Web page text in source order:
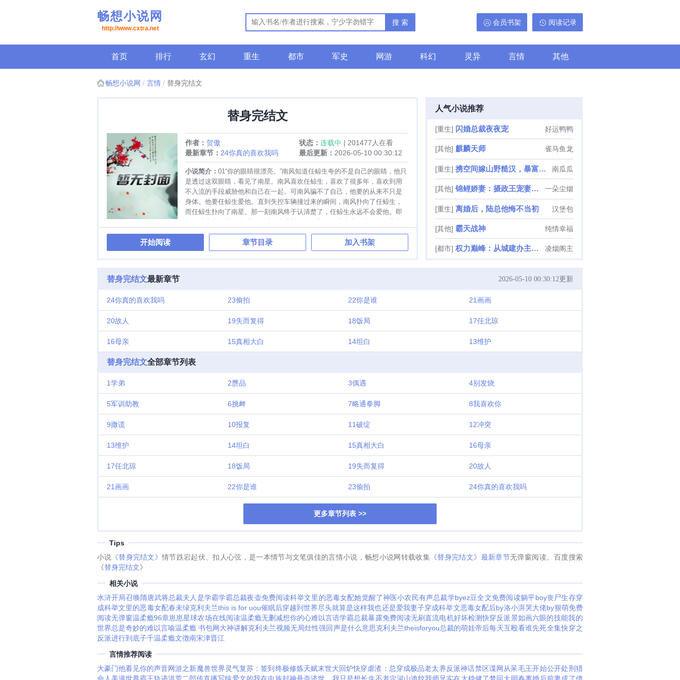
畅想小说网
http://www.cxtra.net
阅读记录
会员书架
搜 索
首页 排行 玄幻 重生 都市 军史 网游 科幻 灵异 言情 其他
畅想小说网 言情 替身完结文
替身完结文
作者： 贺傲 状态：连载中 | 201477人在看
最新章节： 24你真的喜欢我吗 最后更新： 2026-05-10 00:30:12
小说简介： 01“你的眼睛很漂亮。”南风知道任鲸生夸的不是自己的眼睛，他只
是透过这双眼睛，看见了南星。南风喜欢任鲸生，喜欢了很多年，喜欢到用
不入流的手段威胁他和自己在一起。可南风骗不了自己，他要的从来不只是
身体。他要任鲸生爱他。直到失控车辆撞过来的瞬间，南风扑向了任鲸生，
而任鲸生扑向了南星。那一刻南风终于认清楚了，任鲸生永远不会爱他。即
联姻，说我们试试，即便他们已经完全标记。车祸后，南风保留了眼角那道
疤，他的眼睛终于不再像南星了。“任鲸生，我放你自由。”02任鲸生花了太久
才明白那天找不到南风时的心慌意味着什么。他早就爱上了南风。可南风已
你爱我。”伪装彻底暴露的那个雨夜，素来高傲的alpha跪在南风面前，信息素
失控地翻涌，嗓音沙哑如困兽。南风垂眼看着他，语气平静又残忍，“任鲸
生，你是想做小|三吗？”预警：狗血替身文！超级狗血超级土味！前面狠虐受
后面狠虐攻，结局he！弃文不必告知~日更，每晚21:03更新同系列有完结文
《带球跑的beta辅助回来了》，欢迎观看【预收文《穿越当天和死对头结婚
了》，《金丝雀跟发小跑了》，欢迎大家收藏】预收1《穿越当天和死对头结
婚了》暗恋成疾死鸭子嘴硬攻x伶牙俐齿但感情迟钝受01坏消息：陆舟飏穿越
经开始，司仪正在问他们愿不愿意。萧平海，豪门继承人，陆舟飏大学时期
的死对头，睚眦必报，人生唯一的爱好就是给自己添堵。陆舟飏盯着那张英
俊得令人火大的脸，在万众瞩目之下给了新郎一拳。【林佑安婚礼现场暴揍
萧平海！（爆）】02更离谱的是，除了萧平海，陆舟飏无法向任何人说出真
相。为了让灵魂归位，两人被迫达成合作，查清原主身上发生过什么，完成
他的心愿。婚后没多久，陆舟飏发现死对头一定是也被魂穿了。死对头居然
会给他做饭？死对头居然会给自己撑腰？死对头居然会当着所有人的面说，
“他是我唯一的爱人？”吃瓜群众发现婚礼当天还差点打起来的两个人，婚后忽
然形影不离。陆舟飏顶着林佑安的身份，仗着萧平海的势，手撕极品养父
母，揭开豪门收养秘辛，把一桩被掩盖多年的恶事闹成了全网关注的社会事
件。03后来灵魂归位，陆舟飏回到了自己的身体，萧平海也终于失去了他短
暂拥有过的“老婆”。陆舟飏：这下他和林佑安也算有情人终成眷属，我这种心
胸宽广的人当然是尊重祝福……个屁！萧平海：没了老婆的人生毫无意趣，
想发疯。林佑安：呃，两位，有没有一种可能，我的心愿不是复仇，而是希
望萧总能和他一直爱而不得的人心意相通？陆舟飏一直以为自己穿成了别人
月昭是君达律所最年轻的合伙人，他的胜诉率漂亮，人更漂亮。外界都当他
自己一点点递到那个男人面前，看着岑云峥从最初的冷淡疏离，到后来握住
他的手说，“跟我走，我娶你。”可那天深夜，柏嵘把力竭的他从床上抱起来，
笑着看向门外的岑云峥。“月月还是那么天真。”“我没有告诉过你吗？我之所以
能和云峥做这么多年朋友，是因为我们有一点最像。”“我们都最讨厌用别人用
过的东西。”柏嵘在等，等许月昭失魂落魄，等他崩溃，等他露出自己最爱看
都说岑云峥干净，像生来就活在阳光里，许月昭只看了他一眼就知道不是。
他和柏嵘根本就是一类人，连看猎物时的眼神都没有区别。“昭昭，为什么要
开始阅读 章节目录 加入书架
人气小说推荐
[重生] 闪婚总裁夜夜宠 好运鸭鸭
[其他] 麒麟天师 雀马鱼龙
[重生] 携空间嫁山野糙汉，暴富荒年 南瓜瓜
[其他] 锦鲤娇妻：摄政王宠妻手册 一朵尘烟
[重生] 离婚后，陆总他悔不当初 汉堡包
[其他] 霸天战神 纯情幸福
[都市] 权力巅峰：从城建办主任开始 凌烟阁主
替身完结文最新章节 2026-05-10 00:30:12更新
24你真的喜欢我吗 23偷拍 22你是谁 21画画
20故人 19失而复得 18饭局 17任北琼
16母亲 15真相大白 14坦白 13维护
替身完结文全部章节列表
1学弟 2赝品 3偶遇 4别发烧
5军训助教 6挑衅 7略通拳脚 8我喜欢你
9撒谎 10报复 11破绽 12冲突
13维护 14坦白 15真相大白 16母亲
17任北琼 18饭局 19失而复得 20故人
21画画 22你是谁 23偷拍 24你真的喜欢我吗
更多章节列表 >>
Tips
小说 《替身完结文》情节跌宕起伏、扣人心弦，是一本情节与文笔俱佳的言情小说，畅想小说网转载收集 《替身完结文》最新章节无弹窗阅读。百度搜索
《替身完结文》
相关小说
水浒开局召唤隋唐武将总裁夫人是学霸学霸总裁夜壶免费阅读科举文里的恶毒女配她觉醒了神医小农民有声总裁学byez豆全文免费阅读躺平boy丧尸生存穿
成科举文里的恶毒女配春未绿克利夫兰this is for uou催眠后穿越到世界尽头就算是这样我也还是爱我妻子穿成科举文恶毒女配后by洛小湃哭大佬by狠萌免费
阅读无弹窗温柔瘾96章崽崽星球农场在线阅读温柔瘾无删减想你的心难以言语学霸总裁暴露免费阅读无刷直流电机好坏检测快穿反派景如画六眼的技能我的
世界总是奇妙的难以言喻温柔瘾 书包网大神讲解克利夫兰视频无局灶性强回声是什么意思克利夫兰theisforyou总裁的萌娃帝后每天互殴看谁先死全集快穿之
反派进行到底子千温柔瘾文徴南宋津晋江
言情推荐阅读
大豪门他看见你的声音网游之新魔兽世界灵气复苏：签到终极修炼天赋末世大回炉快穿虐渣：总穿成极品老太养反派神话禁区谍网 从呆毛王开始公开处刑猎
命人 美漫世界霸王轨迹洪荒二郎传直播写纯爱文的我在虫族封神悬壶济世，我只是想长生不老定河山诡纹我师兄实在太稳健了梦回大明春离婚后前妻成了债